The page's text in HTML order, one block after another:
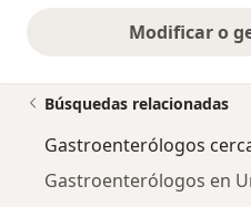
Modificar o
Búsquedas relacionadas
Gastroenterólogos
Gastroenterólogos en